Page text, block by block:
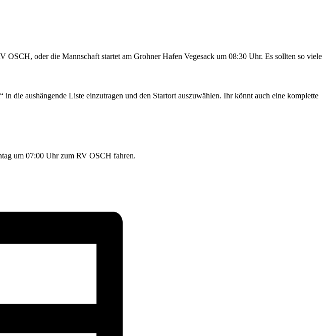
oder die Mannschaft startet am Grohner Hafen Vegesack um 08:30 Uhr. Es sollten so viele
die aushängende Liste einzutragen und den Startort auszuwählen. Ihr könnt auch eine komplette
um 07:00 Uhr zum RV OSCH fahren.